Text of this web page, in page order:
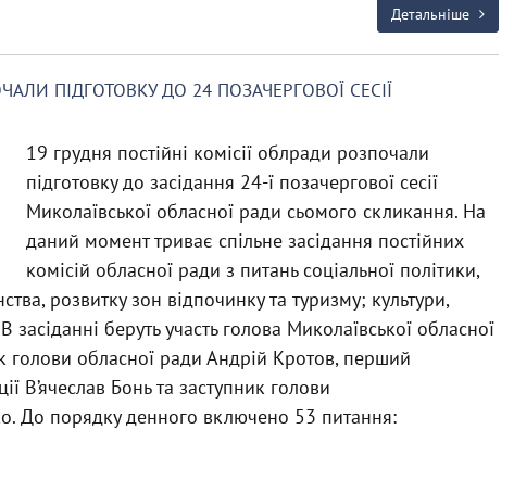
Детальніше
ПІДГОТОВКУ ДО 24 ПОЗАЧЕРГОВОЇ СЕСІЇ
19 грудня постійні комісії облради розпочали
підготовку до засідання 24-ї позачергової сесії
Миколаївської обласної ради сьомого скликання. На
даний момент триває спільне засідання постійних
комісій обласної ради з питань соціальної політики,
розвитку зон відпочинку та туризму; культури,
засіданні беруть участь голова Миколаївської обласної
голови обласної ради Андрій Кротов, перший
В’ячеслав Бонь та заступник голови
До порядку денного включено 53 питання: